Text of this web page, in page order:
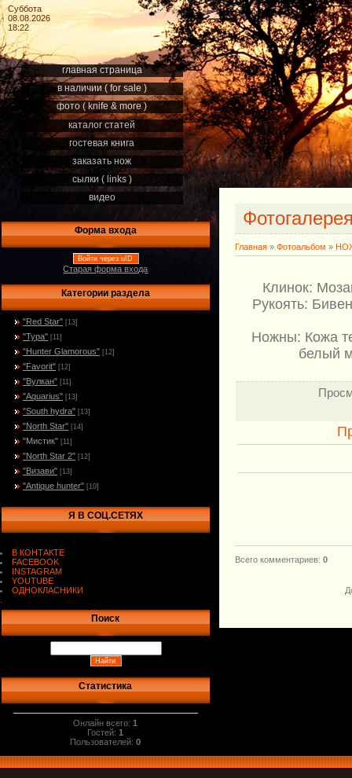
Суббота
08.08.2026
18:22
главная страница
в наличии ( for sale )
фото ( knife & more )
каталог статей
гостевая книга
заказать нож
сылки ( links )
видео
Форма входа
Войти через uID
Старая форма входа
Категории раздела
"Red Star" [13]
"Тура" [11]
"Hunter Glamorous" [12]
"Favorit" [12]
"Вулкан" [11]
"Aquarius" [13]
"South hydra" [13]
"North Star" [14]
"Мистик" [11]
"North Star 2" [12]
"Визави" [13]
"Antique hunter" [10]
Я В СОЦ.СЕТЯХ
В КОНТАКТЕ
FACEBOOK
INSTAGRAM
YOUTUBE
ОДНОКЛАСНИКИ
Поиск
Статистика
Онлайн всего:1
Гостей:1
Пользователей:0
Главная » Фотоальбом »
Клинок:
Рукоять:
Ножны: Кожа
белый
Всего комментариев: 0